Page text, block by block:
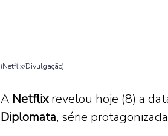
(Netflix/Divulgação)
A Netflix revelou hoje (8) a
Diplomata, série